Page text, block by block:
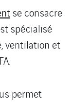
se consacre
spécialisé
ventilation et
permet